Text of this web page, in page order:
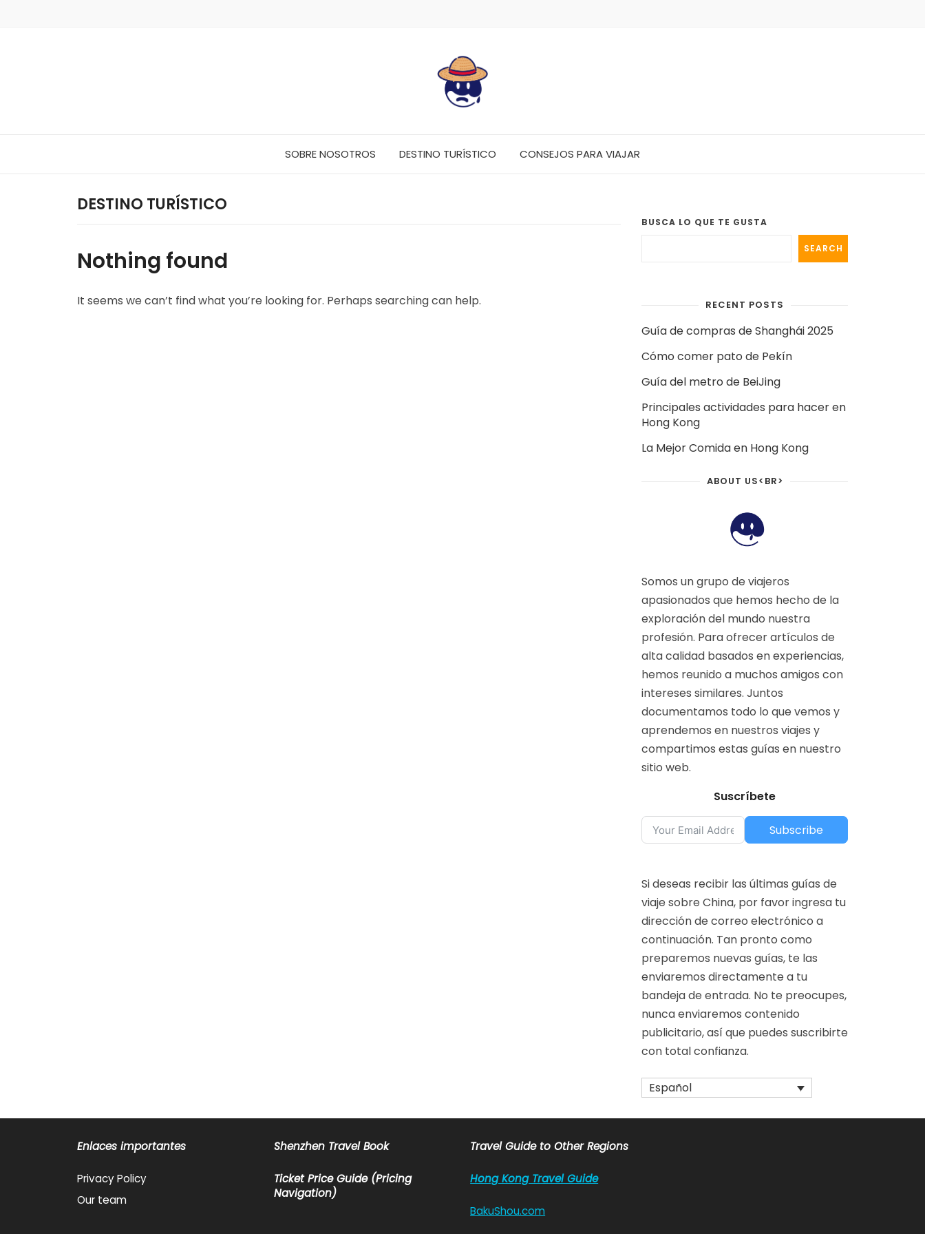
SOBRE NOSOTROS DESTINO TURÍSTICO CONSEJOS PARA VIAJAR
DESTINO TURÍSTICO
Nothing found
It seems we can’t find what you’re looking for. Perhaps searching can help.
BUSCA LO QUE TE GUSTA
SEARCH
RECENT POSTS
Guía de compras de Shanghái 2025
Cómo comer pato de Pekín
Guía del metro de BeiJing
Principales actividades para hacer en
Hong Kong
La Mejor Comida en Hong Kong
ABOUT US<BR>
Somos un grupo de viajeros
apasionados que hemos hecho de la
exploración del mundo nuestra
profesión. Para ofrecer artículos de
alta calidad basados en experiencias,
hemos reunido a muchos amigos con
intereses similares. Juntos
documentamos todo lo que vemos y
aprendemos en nuestros viajes y
compartimos estas guías en nuestro
sitio web.
Suscríbete
Subscribe
Si deseas recibir las últimas guías de
viaje sobre China, por favor ingresa tu
dirección de correo electrónico a
continuación. Tan pronto como
preparemos nuevas guías, te las
enviaremos directamente a tu
bandeja de entrada. No te preocupes,
nunca enviaremos contenido
publicitario, así que puedes suscribirte
con total confianza.
Español
Enlaces importantes
Privacy Policy
Our team
Shenzhen Travel Book
Ticket Price Guide (Pricing
Navigation)
Travel Guide to Other Regions
Hong Kong Travel Guide
BakuShou.com